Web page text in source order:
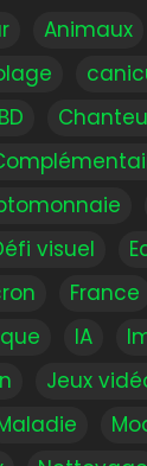
Animaux
visuel
France
IA
Jeux